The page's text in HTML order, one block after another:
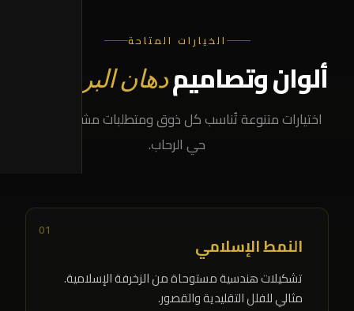
الخيارات المتاحة
ألوان وتصاميمدهان البروفايل
اختيارات متنوعة تُناسب كل ذوق ومتطلبات مشروعك في
حي الرحاب.
01
النمط الإسلامي
تشكيلات هندسية مستوحاة من الزخرفة الإسلامية.
مثالي للفلل التقليدية والقصور.